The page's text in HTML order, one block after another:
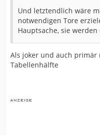
Und letztendlich wäre
notwendigen Tore
Hauptsache, sie
Als joker und auch primär
Tabellenhälfte